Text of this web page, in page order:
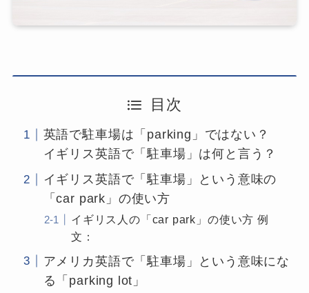
目次
英語で駐車場は「parking」ではない？
イギリス英語で「駐車場」は何と言う？
イギリス英語で「駐車場」という意味の
「car park」の使い方
イギリス人の「car park」の使い方 例
文：
アメリカ英語で「駐車場」という意味にな
る「parking lot」